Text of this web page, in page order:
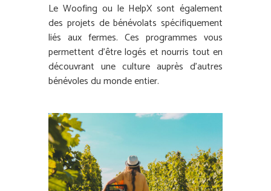
Le Woofing ou le HelpX sont également
des projets de bénévolats spécifiquement
liés aux fermes. Ces programmes vous
permettent d’être logés et nourris tout en
découvrant une culture auprès d’autres
bénévoles du monde entier.